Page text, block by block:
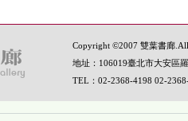
Copyright ©2007 雙葉書廊.All
地址：106019臺北市大安區
TEL：02-2368-4198 02-